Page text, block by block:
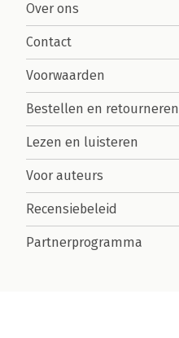
Over ons
Contact
Voorwaarden
Bestellen en retourneren
Lezen en luisteren
Voor auteurs
Recensiebeleid
Partnerprogramma